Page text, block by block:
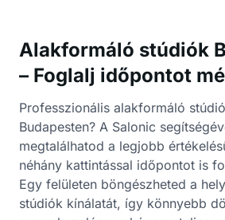
Alakformáló stúdiók
– Foglalj időpontot
Professzionális alakformáló
Budapesten? A Salonic
megtalálhatod a legjobb
néhány kattintással időpontot is
Egy felületen böngészheted a
stúdiók kínálatát, így könnyebb